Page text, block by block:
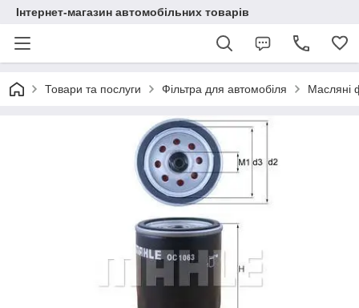
Інтернет-магазин автомобільних товарів
Товари та послуги Фільтра для автомобіля Масляні